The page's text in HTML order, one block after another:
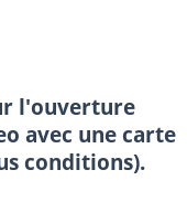
l'ouverture
avec une carte
conditions).